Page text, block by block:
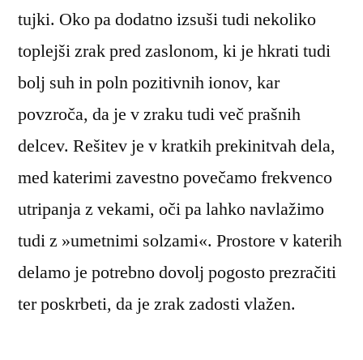
tujki. Oko pa dodatno izsuši tudi nekoliko
toplejši zrak pred zaslonom, ki je hkrati tudi
bolj suh in poln pozitivnih ionov, kar
povzroča, da je v zraku tudi več prašnih
delcev. Rešitev je v kratkih prekinitvah dela,
med katerimi zavestno povečamo frekvenco
utripanja z vekami, oči pa lahko navlažimo
tudi z »umetnimi solzami«. Prostore v katerih
delamo je potrebno dovolj pogosto prezračiti
ter poskrbeti, da je zrak zadosti vlažen.